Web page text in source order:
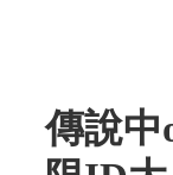
傳說中